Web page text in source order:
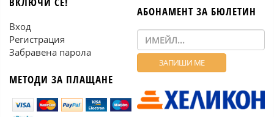
Вход
Регистрация
Забравена парола
МЕТОДИ ЗА ПЛАЩАНЕ
АБОНАМЕНТ ЗА БЮЛЕТИН